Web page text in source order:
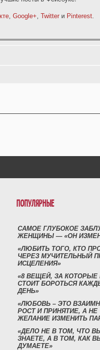
, Google+, Twitter и Pinterest.
ПОПУЛЯРНЫЕ
САМОЕ ГЛУБОКОЕ
ЖЕНЩИНЫ — «ОН
«ЛЮБИТЬ ТОГО, КТО
ЧЕРЕЗ МУЧИТЕЛЬНЫЙ
ИСЦЕЛЕНИЯ»
«8 ВЕЩЕЙ, ЗА КОТОРЫЕ
СТОИТ БОРОТЬСЯ
ДЕНЬ»
«ЛЮБОВЬ – ЭТО
РОСТ И ПРИНЯТИЕ, А НЕ
ЖЕЛАНИЕ ИЗМЕНИТЬ
«ДЕЛО НЕ В ТОМ, ЧТО
ЗНАЕТЕ, А В ТОМ, КАК
ДУМАЕТЕ»